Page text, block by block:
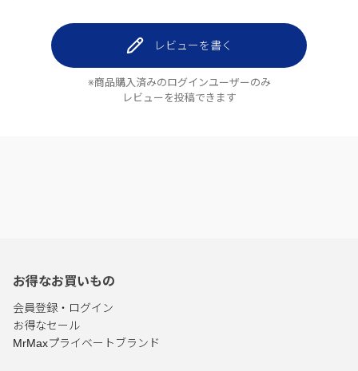
レビューを書く
※商品購入済みのログインユーザーのみ
レビューを投稿できます
お得なお買いもの
会員登録・ログイン
お得なセール
MrMaxプライベートブランド